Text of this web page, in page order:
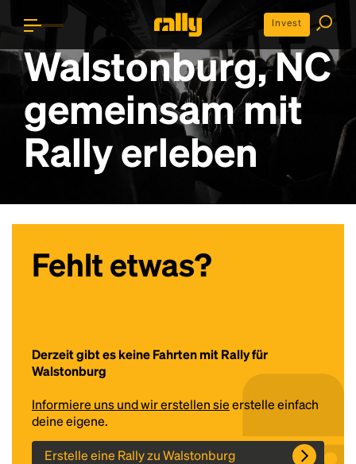
Invest
Walstonburg, NC
gemeinsam mit
Rally erleben
Fehlt etwas?
Derzeit gibt es keine Fahrten mit Rally für
Walstonburg
Informiere uns und wir erstellen sieerstelle einfach
deine eigene.
Erstelle eine Rally zu Walstonburg